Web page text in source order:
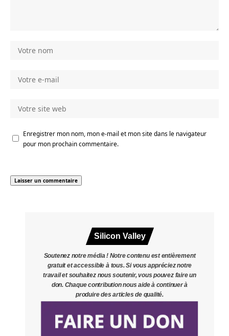
Enregistrer mon nom, mon e-mail et mon site dans le navigateur
pour mon prochain commentaire.
Silicon Valley
Soutenez notre média ! Notre contenu est entièrement
gratuit et accessible à tous. Si vous appréciez notre
travail et souhaitez nous soutenir, vous pouvez faire un
don. Chaque contribution nous aide à continuer à
produire des articles de qualité.